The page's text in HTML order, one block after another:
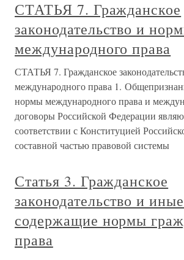
СТАТЬЯ 7. Гражданское
законодательство и
международного права
СТАТЬЯ 7. Гражданское
международного права 1.
нормы международного права и
договоры Российской Федерации
соответствии с Конституцией
составной частью правовой системы
Статья 3. Гражданское
законодательство и
содержащие нормы
права